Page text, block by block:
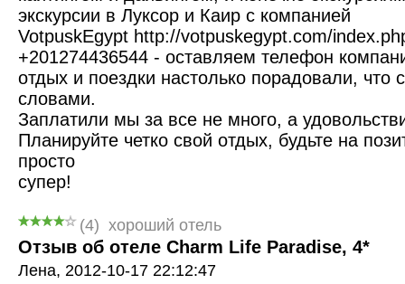
экскурсии в Луксор и Каир с компанией
VotpuskEgypt http://votpuskegypt.com/
+201274436544 - оставляем телефон
отдых и поездки настолько порадовали, что
словами.
Заплатили мы за все не много, а
Планируйте четко свой отдых, будьте на
просто
супер!
(4) хороший отель
Отзыв об отеле Charm Life Paradise, 4*
Лена, 2012-10-17 22:12:47